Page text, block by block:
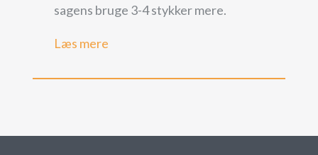
sagens bruge 3-4 stykker mere.
Læs mere